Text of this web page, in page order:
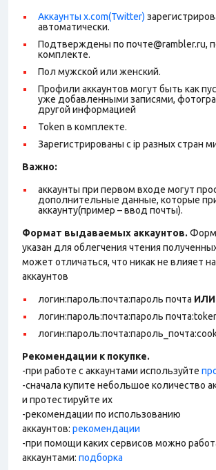
Аккаунты x.com(Twitter)
автоматически.
Подтверждены по почте@rambler.ru,
комплекте.
Пол мужской или женский.
Профили аккаунтов могут быть как
уже добавленными записями,
другой информацией
Token в комплекте.
Зарегистрированы с ip разных стран
Важно:
аккаунты при первом входе могут
дополнительные данные, которые
аккаунту(пример – ввод почты).
Формат выдаваемых аккаунтов.
указан для облегчения чтения
может отличаться, что никак не влияет
аккаунтов
логин:пароль:почта:пароль почта ИЛИ
логин:пароль:почта:пароль
Рекомендации к покупке.
-при работе с аккаунтами используйте
-сначала купите небольшое количество
и протестируйте их
-рекомендации по использованию
аккаунтов: рекомендации
-при помощи каких сервисов можно
аккаунтами: подборка